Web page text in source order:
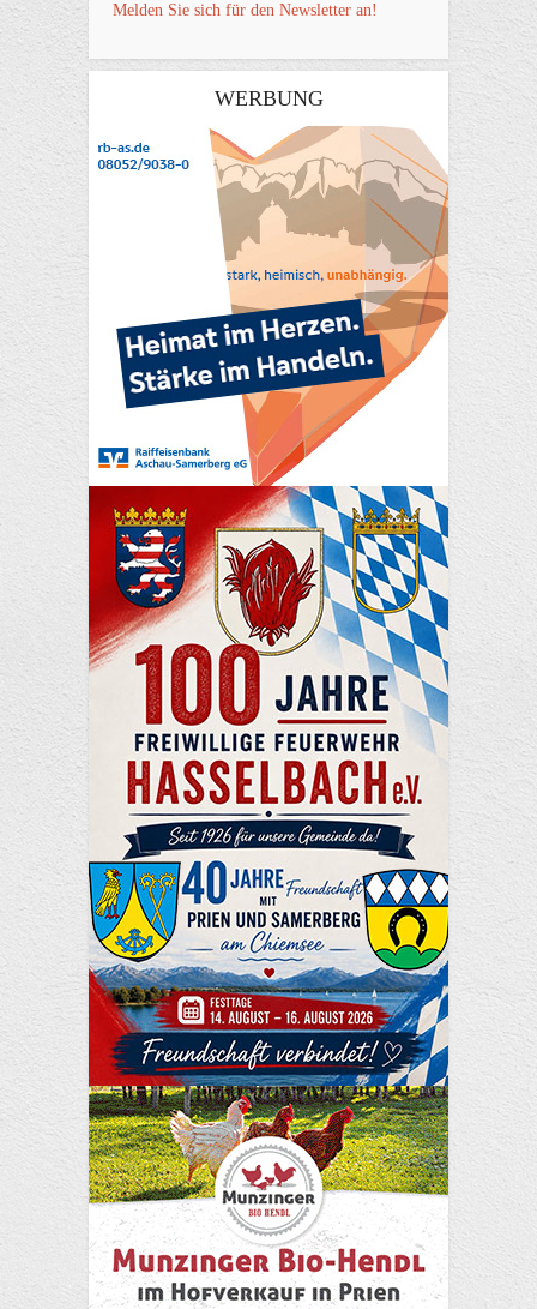
Melden Sie sich für den Newsletter an!
WERBUNG